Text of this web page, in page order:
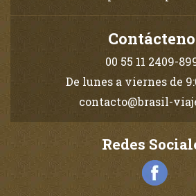
00 55 11 2409-
De lunes a viernes de
contacto@brasil-
Redes